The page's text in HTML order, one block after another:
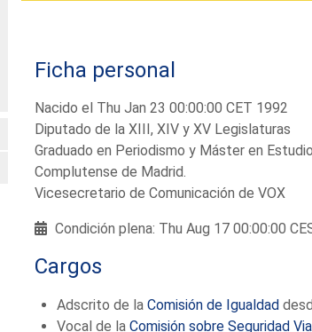
Ficha personal
Nacido el Thu Jan 23 00:00:00 CET 1992
Diputado de la XIII, XIV y XV Legislaturas
Graduado en Periodismo y Máster en
Complutense de Madrid.
Vicesecretario de Comunicación de VOX
Condición plena: Thu Aug 17 00:00:00
Cargos
Adscrito de la Comisión de Igualdad
Vocal de la Comisión sobre Seguridad